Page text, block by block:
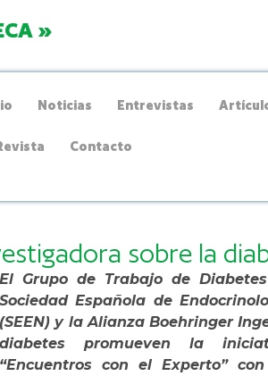
»
Noticias Entrevistas
Contacto
sobre la
El Grupo de Trabajo de
Sociedad Española de
(SEEN) y la Alianza Boehringer
diabetes promueven la
“Encuentros con el Experto”